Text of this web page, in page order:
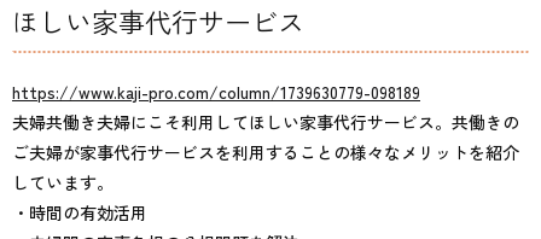
ほしい家事代行サービス
https://www.kaji-pro.com/column/1739630779-098189
夫婦共働き夫婦にこそ利用してほしい家事代行サービス。共働きの
ご夫婦が家事代行サービスを利用することの様々なメリットを紹介
しています。
・時間の有効活用